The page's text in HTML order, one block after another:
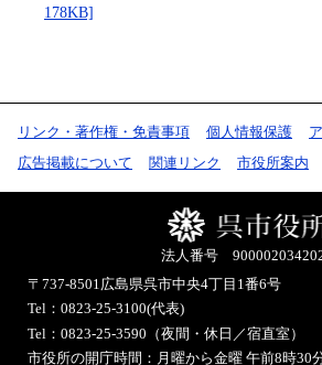
178KB]
リンク・著作権・免責事項 個人情報保護
広告掲載について
関連リンク 市役所案内
法人番号
〒737-8501広島県呉市中央4丁目1番6号
Tel：0823-25-3100(代表)
Tel：0823-25-3590（夜間・休日／宿直室）
市役所の開庁時間：月曜から金曜 午前8時30